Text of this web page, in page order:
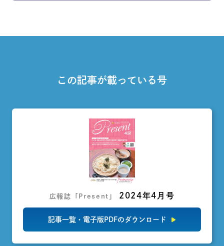
この記事が載っている号
広報誌「Present」 2024年4月号
記事一覧・電子版PDFのダウンロード